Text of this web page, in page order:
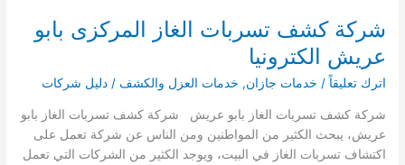
شركة كشف تسربات الغاز المركزى بابو
عريش الكترونيا
اترك تعليقاً / خدمات جازان, خدمات العزل والكشف /دليل شركات
شركة كشف تسربات الغاز بابو عريش شركة كشف تسربات الغاز بابو
عريش، يبحث الكثير من المواطنين ومن الناس عن شركة تعمل على
اكتشاف تسربات الغاز في البيت، ويوجد الكثير من الشركات التي تعمل